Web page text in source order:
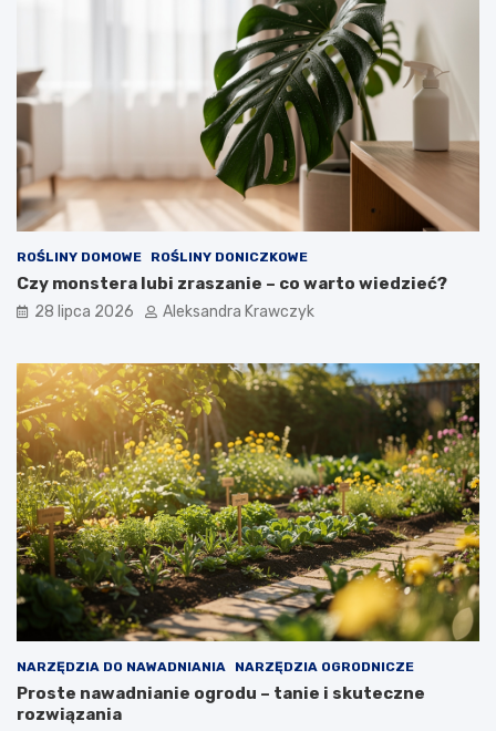
ROŚLINY DOMOWE ROŚLINY DONICZKOWE
Czy monstera lubi zraszanie – co warto wiedzieć?
28 lipca 2026 Aleksandra Krawczyk
NARZĘDZIA DO NAWADNIANIA NARZĘDZIA OGRODNICZE
Proste nawadnianie ogrodu – tanie i skuteczne
rozwiązania